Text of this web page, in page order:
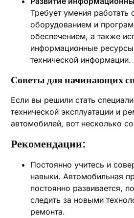
Требует умения работать
оборудованием и
обеспечением, а также
информационные
технической информации.
Советы для начинающих
Если вы решили стать
технической эксплуатации и
автомобилей, вот несколько
Рекомендации:
Постоянно учитесь и
навыки. Автомобильная
постоянно развивается,
следить за новыми
ремонта.